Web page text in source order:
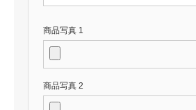
商品写真 1
商品写真 2